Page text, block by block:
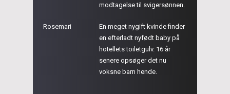
modtagelse til svigersønnen.
Rosemari
En meget nygift kvinde finder
en efterladt nyfødt baby på
hotellets toiletgulv. 16 år
senere opsøger det nu
voksne barn hende.